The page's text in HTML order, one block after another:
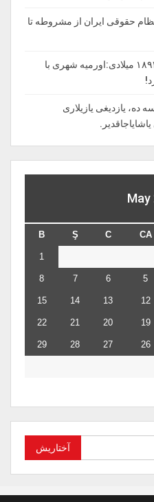
حقوقی ایران از مشروطه تا
لورد کرزن بریتانیایی در سال ۱۸۹۲ میلادی:اورمیه شهری با
ده، یازدیغی یازیلاری
CA
C
Ş
B
12
13
14
15
19
20
21
22
26
27
28
29